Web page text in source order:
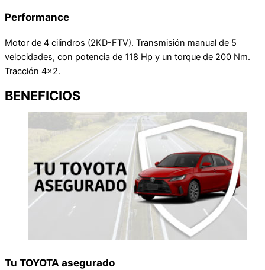
Performance
Motor de 4 cilindros (2KD-FTV). Transmisión manual de 5
velocidades, con potencia de 118 Hp y un torque de 200 Nm.
Tracción 4x2.
BENEFICIOS
Tu TOYOTA asegurado